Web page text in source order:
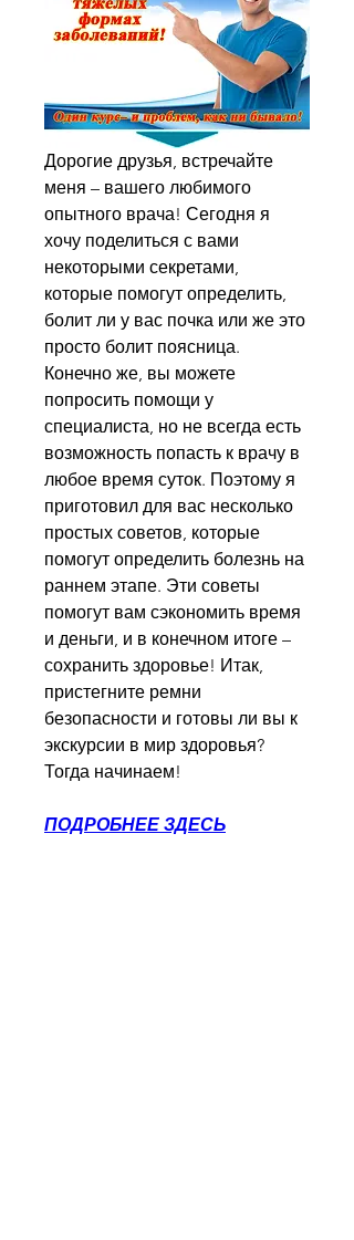
Дорогие друзья, встречайте
меня – вашего любимого
опытного врача! Сегодня я
хочу поделиться с вами
некоторыми секретами,
которые помогут определить,
болит ли у вас почка или же это
просто болит поясница.
Конечно же, вы можете
попросить помощи у
специалиста, но не всегда есть
возможность попасть к врачу в
любое время суток. Поэтому я
приготовил для вас несколько
простых советов, которые
помогут определить болезнь на
раннем этапе. Эти советы
помогут вам сэкономить время
и деньги, и в конечном итоге –
сохранить здоровье! Итак,
пристегните ремни
безопасности и готовы ли вы к
экскурсии в мир здоровья?
Тогда начинаем!
ПОДРОБНЕЕ ЗДЕСЬ